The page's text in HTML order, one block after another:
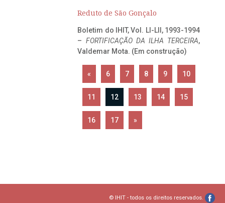
Reduto de São Gonçalo
Boletim do IHIT, Vol. LI-LII, 1993-1994
– FORTIFICAÇÃO DA ILHA TERCEIRA,
Valdemar Mota. (Em construção)
« 6 7 8 9 10
11 12 13 14 15
16 17 »
© IHIT - todos os direitos reservados.